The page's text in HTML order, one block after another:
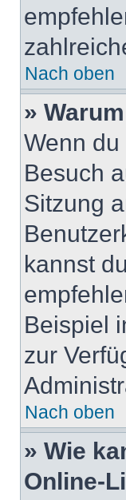
Nach oben
»
Wenn
Besuch
Sitzung
kannst
Beispiel
zur
Nach oben
» Wie
Online-